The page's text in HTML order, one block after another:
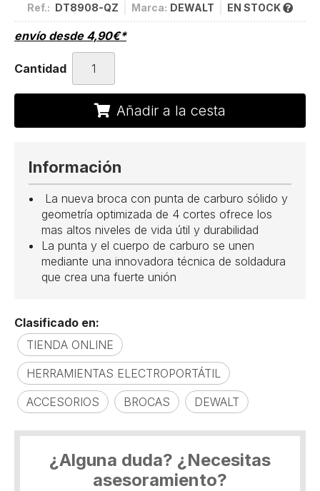
Ref.: DT8908-QZ Marca: DEWALT EN STOCK
envío desde 4,90€*
Cantidad
Añadir a la cesta
Información
La nueva broca con punta de carburo sólido y
geometría optimizada de 4 cortes ofrece los
mas altos niveles de vida útil y durabilidad
La punta y el cuerpo de carburo se unen
mediante una innovadora técnica de soldadura
que crea una fuerte unión
Clasificado en:
TIENDA ONLINE
HERRAMIENTAS ELECTROPORTÁTIL
ACCESORIOS
BROCAS DEWALT
¿Alguna duda? ¿Necesitas
asesoramiento?